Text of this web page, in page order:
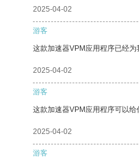
2025-04-02
游客
这款加速器VPM应用程序已经
2025-04-02
游客
这款加速器VPM应用程序可以给
2025-04-02
游客